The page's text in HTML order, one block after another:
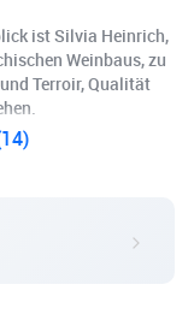
ist Silvia Heinrich,
Weinbaus, zu
Terroir, Qualität